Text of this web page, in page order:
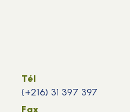
Tél
(+216) 31 397 397
Fax